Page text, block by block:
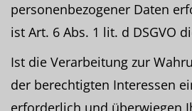
personenbezogener Daten
ist Art. 6 Abs. 1 lit. d DSGVO
Ist die Verarbeitung zur
der berechtigten Interessen
erforderlich und überwiegen